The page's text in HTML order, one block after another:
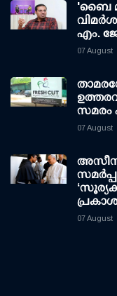
'ബൈ
എം.
07 August
സമരം
07 August
07 August